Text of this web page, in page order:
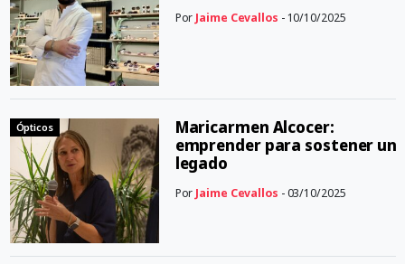
Por Jaime Cevallos - 10/10/2025
Ópticos
Maricarmen Alcocer:
emprender para sostener un
legado
PorJaime Cevallos - 03/10/2025